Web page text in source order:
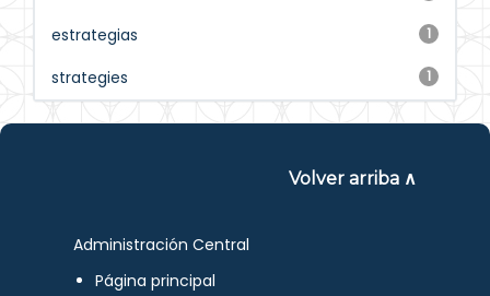
1
estrategias
1
strategies
Volver arriba ∧
Administración Central
Página principal